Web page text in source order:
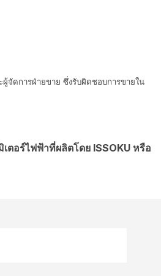
จัดการฝ่ายขาย ซึ่งรับผิดชอบการขายใน
อร์ไฟฟ้าที่ผลิตโดย ISSOKU หรือ